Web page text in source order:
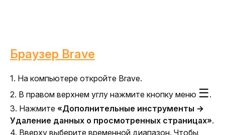
Браузер Brave
1. На компьютере откройте Brave.
2. В правом верхнем углу нажмите кнопку меню ☰.
3. Нажмите «Дополнительные инструменты →
Удаление данных о просмотренных страницах».
4. Вверху выберите временной диапазон. Чтобы